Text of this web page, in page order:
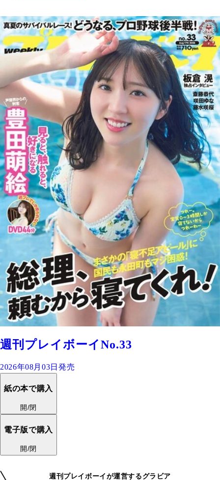
週刊プレイボーイNo.33
2026年08月03日発売
紙の本で購入
開/閉
電子版で購入
開/閉
週刊プレイボーイが運営するグラビア